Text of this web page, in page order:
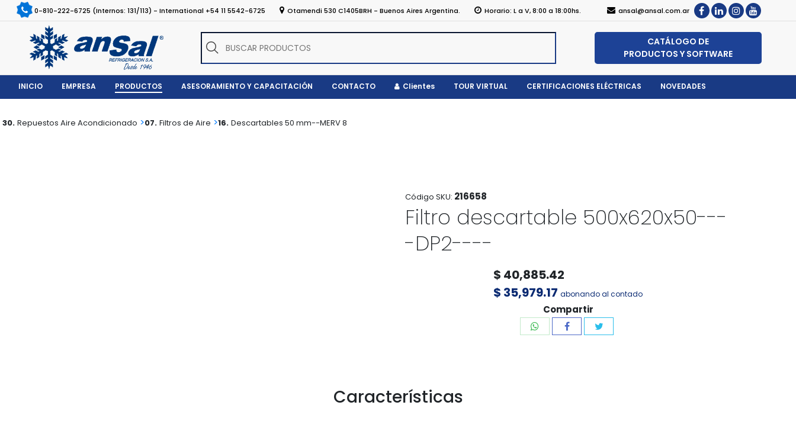
0-810-222-6725 (Internos: 131/113) - International +54 11 5542-6725 Otamendi 530 C1405BRH - Buenos Aires Argentina. Horario: L a V, 8:00 a 18:00hs. ansal@ansal.com.ar
CATÁLOGO DE
PRODUCTOS Y SOFTWARE
INICIO EMPRESA PRODUCTOS ASESORAMIENTO Y CAPACITACIÓN CONTACTO Clientes TOUR VIRTUAL CERTIFICACIONES ELÉCTRICAS NOVEDADES
30. Repuestos Aire Acondicionado >07. Filtros de Aire >16. Descartables 50 mm--MERV 8
Código SKU: 216658
Filtro descartable 500x620x50---
-DP2----
$ 40,885.42
$ 35,979.17 abonando al contado
Compartir
Características